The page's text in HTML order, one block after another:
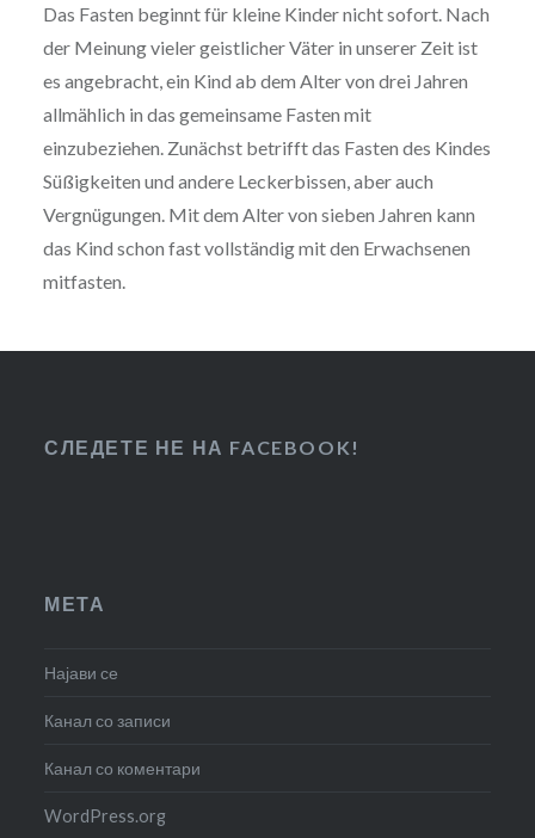
Das Fasten beginnt für kleine Kinder nicht sofort. Nach
der Meinung vieler geistlicher Väter in unserer Zeit ist
es angebracht, ein Kind ab dem Alter von drei Jahren
allmählich in das gemeinsame Fasten mit
einzubeziehen. Zunächst betrifft das Fasten des Kindes
Süßigkeiten und andere Leckerbissen, aber auch
Vergnügungen. Mit dem Alter von sieben Jahren kann
das Kind schon fast vollständig mit den Erwachsenen
mitfasten.
СЛЕДЕТЕ НЕ НА FACEBOOK!
МЕТА
Најави се
Канал со записи
Канал со коментари
WordPress.org